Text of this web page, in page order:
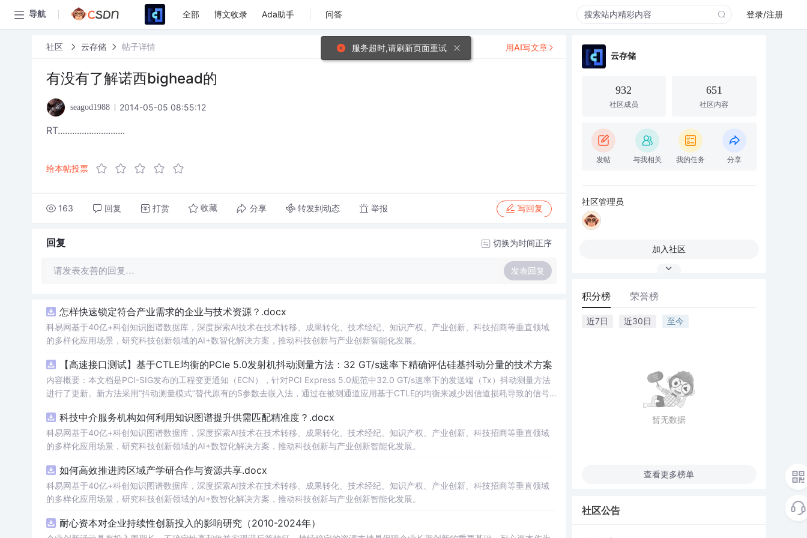
导航 全部 博文收录 Ada助手 问答 登录/注册
社区 云存储 帖子详情
有没有了解诺西bighead的
seagod1988 2014-05-05 08:55:12
RT............................
给本帖投票
163 回复 打赏 收藏 分享 转发到动态 举报 写回复
用AI写文章
回复 切换为时间正序
请发表友善的回复… 发表回复
怎样快速锁定符合产业需求的企业与技术资源？.docx
科易网基于40亿+科创知识图谱数据库，深度探索AI技术在技术转移、成果转化、技术经纪、知识产权、产业创新、科技招商等垂直领域
的多样化应用场景，研究科技创新领域的AI+数智化解决方案，推动科技创新与产业创新智能化发展。
【高速接口测试】基于CTLE均衡的PCIe 5.0发射机抖动测量方法：32 GT/s速率下精确评估硅基抖动分量的技术方案
内容概要：本文档是PCI-SIG发布的工程变更通知（ECN），针对PCI Express 5.0规范中32.0 GT/s速率下的发送端（Tx）抖动测量方法
进行了更新。新方法采用“抖动测量模式”替代原有的S参数去嵌入法，通过在被测通道应用基于CTLE的均衡来减少因信道损耗导致的信号
去嵌入过程中高频噪声放大带来的测量不准确性。对于2.5至16.0 GT/s速率，原有测量方法保持不变。; 适合人群：从事高速接口设计、验
证或测试的工程师，尤其是涉及PC
科技中介服务机构如何利用知识图谱提升供需匹配精准度？.docx
科易网基于40亿+科创知识图谱数据库，深度探索AI技术在技术转移、成果转化、技术经纪、知识产权、产业创新、科技招商等垂直领域
的多样化应用场景，研究科技创新领域的AI+数智化解决方案，推动科技创新与产业创新智能化发展。
如何高效推进跨区域产学研合作与资源共享.docx
科易网基于40亿+科创知识图谱数据库，深度探索AI技术在技术转移、成果转化、技术经纪、知识产权、产业创新、科技招商等垂直领域
的多样化应用场景，研究科技创新领域的AI+数智化解决方案，推动科技创新与产业创新智能化发展。
耐心资本对企业持续性创新投入的影响研究（2010-2024年）
云存储
932
社区成员
651
社区内容
发帖 与我相关 我的任务 分享
社区管理员
加入社区
积分榜 荣誉榜
近7日 近30日 至今
暂无数据
查看更多榜单
社区公告
服务超时,请刷新页面重试